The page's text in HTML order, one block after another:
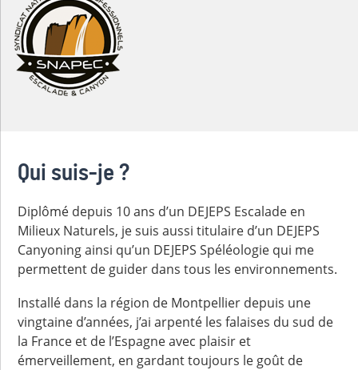
Qui suis-je ?
Diplômé depuis 10 ans d’un DEJEPS Escalade en
Milieux Naturels, je suis aussi titulaire d’un DEJEPS
Canyoning ainsi qu’un DEJEPS Spéléologie qui me
permettent de guider dans tous les environnements.
Installé dans la région de Montpellier depuis une
vingtaine d’années, j’ai arpenté les falaises du sud de
la France et de l’Espagne avec plaisir et
émerveillement, en gardant toujours le goût de